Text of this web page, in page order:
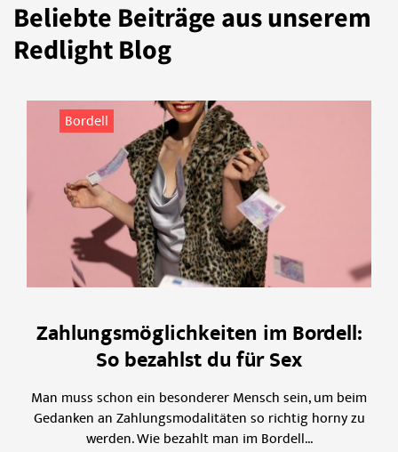
Beliebte Beiträge aus unserem
Redlight Blog
Bordell
Zahlungsmöglichkeiten im Bordell:
So bezahlst du für Sex
Man muss schon ein besonderer Mensch sein, um beim
Gedanken an Zahlungsmodalitäten so richtig horny zu
werden. Wie bezahlt man im Bordell...